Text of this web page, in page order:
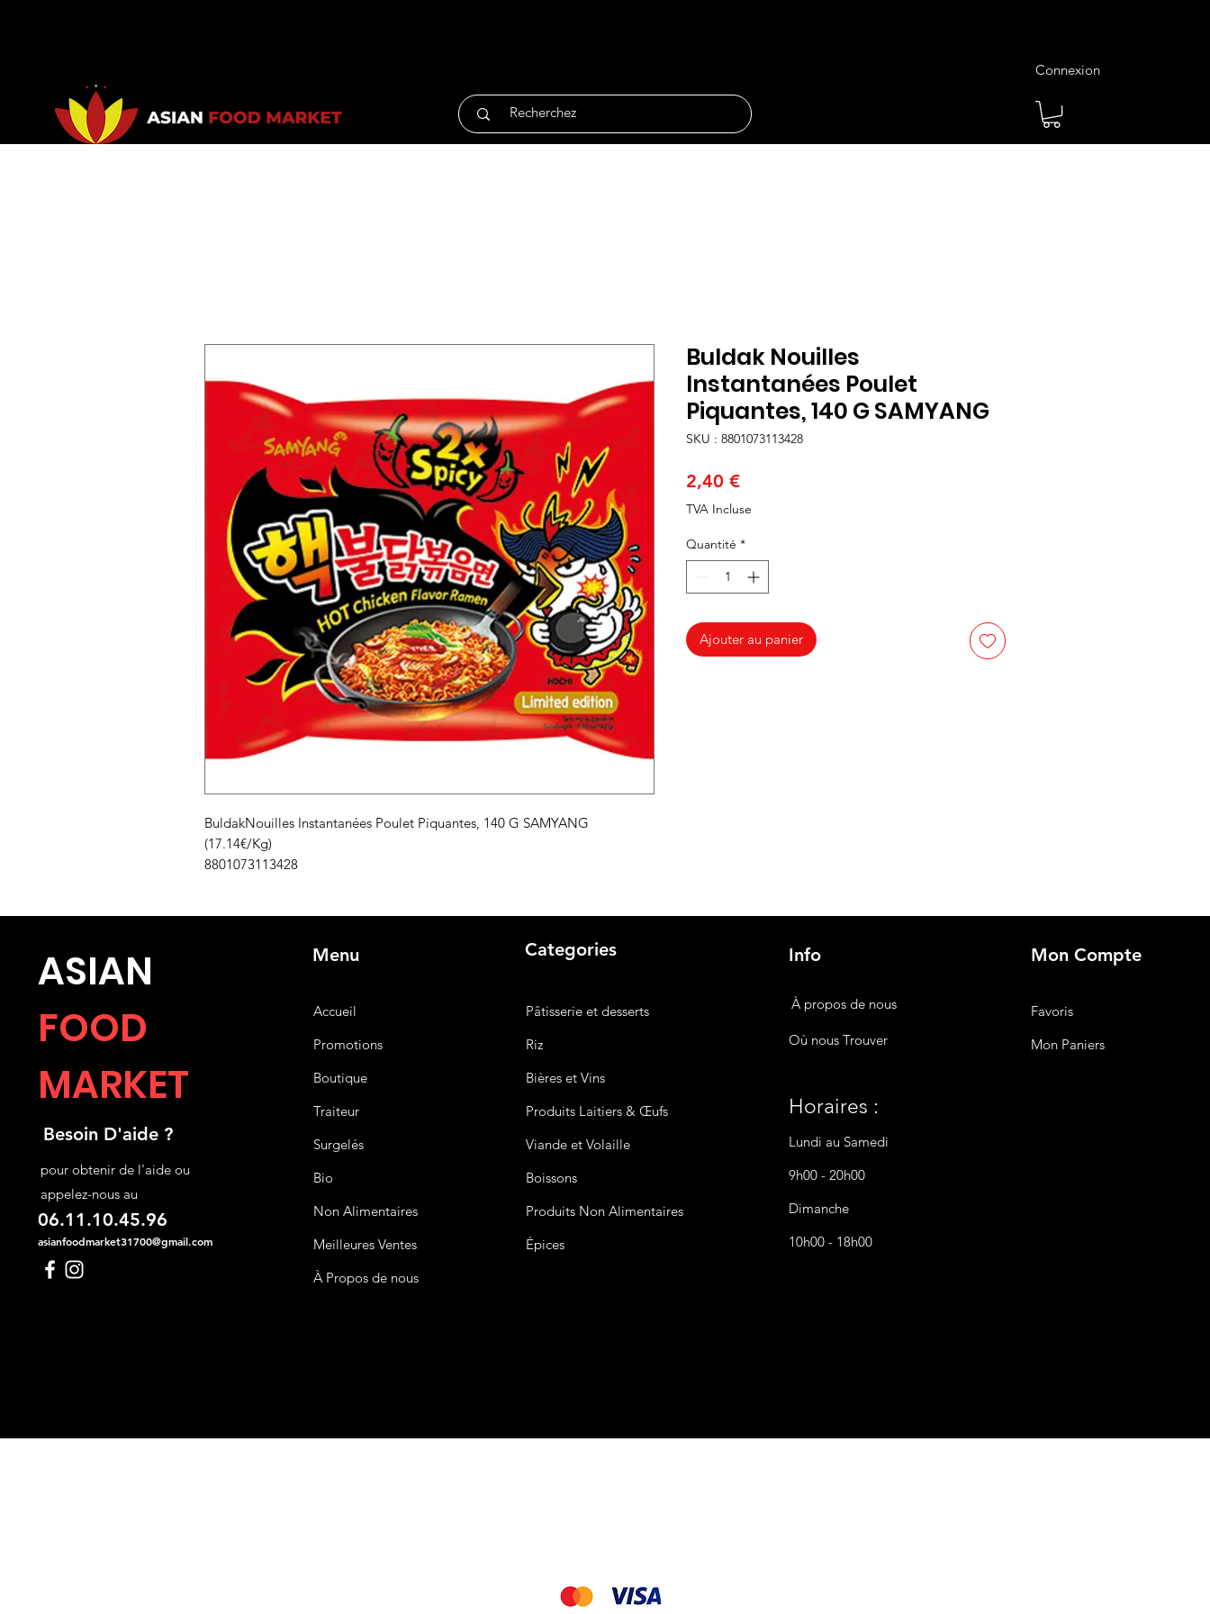
Connexion
BuldakNouilles Instantanées Poulet Piquantes, 140 G SAMYANG
(17.14€/Kg)
8801073113428
Buldak Nouilles
Instantanées Poulet
Piquantes, 140 G SAMYANG
SKU : 8801073113428
2,40 €Prix
TVA Incluse
Quantité *
Ajouter au panier
ASIAN
FOOD
MARKET
Besoin D'aide ?
pour obtenir de l'aide ou
appelez-nous au
06.11.10.45.96
asianfoodmarket31700@gmail.com
Menu
Accueil
Promotions
Boutique
Traiteur
Surgelés
Bio
Non Alimentaires
Meilleures Ventes
À Propos de nous
Categories
Pâtisserie et desserts
Riz
Bièreset Vins
Produits Laitiers & Œufs
Viande et Volaille
Boissons
Produits Non Alimentaires
Épices
Info
Où nous Trouver
Horaires :
Lundi au Samedi
9h00 - 20h00
Dimanche
10h00 - 18h00
À propos de nous
Mon Compte
Favoris
Mon Paniers